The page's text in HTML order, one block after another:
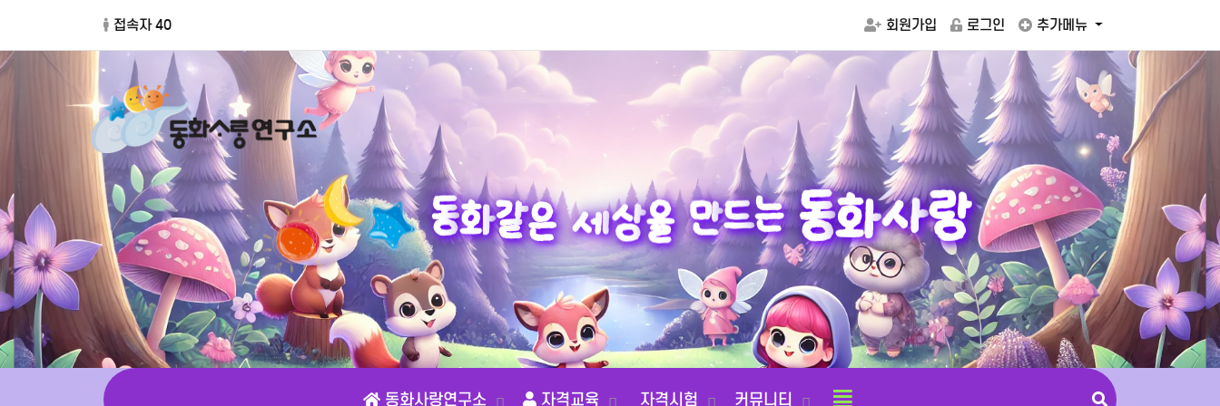
접속자 40 회원가입 로그인 추가메뉴
동화같은 세상을 만드는 동화사랑
동화사랑연구소 자격교육 자격시험 커뮤니티